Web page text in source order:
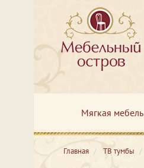
Мягкая мебель
Главная ТВ тумбы